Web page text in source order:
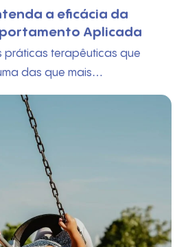
a eficácia da
Aplicada
práticas terapêuticas que
das que mais…